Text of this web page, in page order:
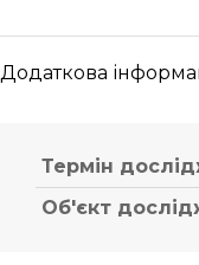
Додаткова
Термін
Об'єкт